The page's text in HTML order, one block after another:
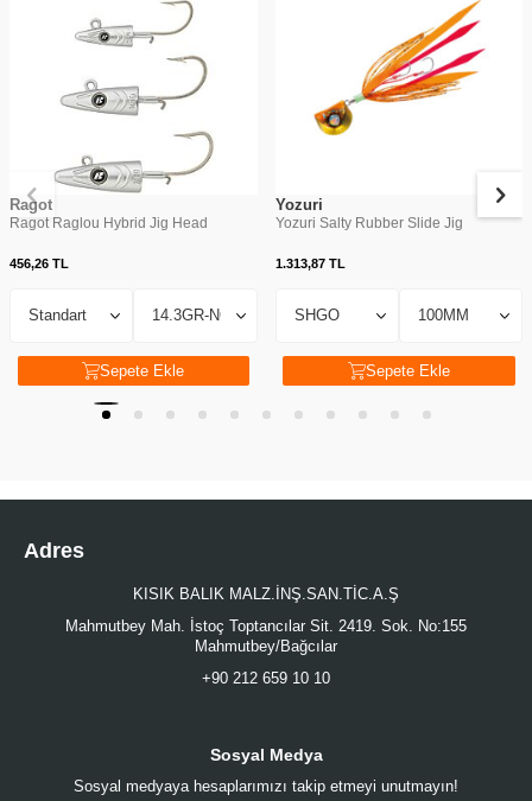
Ragot
Ragot Raglou Hybrid Jig Head
456,26 TL
Sepete Ekle
Yozuri
Yozuri Salty Rubber Slide Jig
1.313,87TL
Sepete Ekle
Adres
KISIK BALIK MALZ.İNŞ.SAN.TİC.A.Ş
Mahmutbey Mah. İstoç Toptancılar Sit. 2419. Sok. No:155
Mahmutbey/Bağcılar
+90 212 659 10 10
Sosyal Medya
Sosyal medyaya hesaplarımızı takip etmeyi unutmayın!